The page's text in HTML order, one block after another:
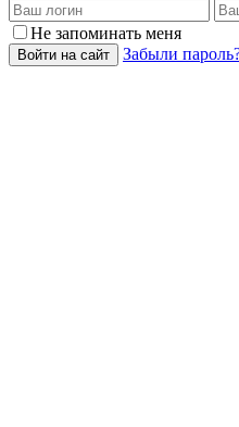
Не запоминать меня
Войти на сайт Забыли